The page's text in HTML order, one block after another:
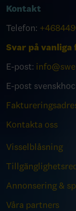
Kontakt
Telefon:
Svar på vanliga
E-post:
E-post
Kontakta oss
Visselblåsning
Annonsering &
Våra partners